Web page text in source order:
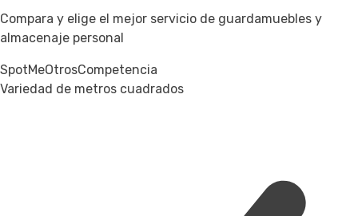
Compara y elige el mejor servicio de guardamuebles y
almacenaje personal
SpotMeOtrosCompetencia
Variedad de metros cuadrados